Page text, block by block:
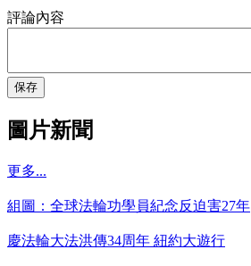
評論內容
保存
圖片新聞
更多...
組圖：全球法輪功學員紀念反迫害27年
慶法輪大法洪傳34周年 紐約大遊行